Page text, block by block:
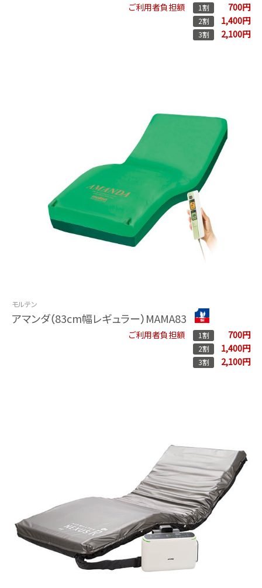
ご利用者負担額 1割 700円
2割 1,400円
3割 2,100円
モルテン
アマンダ（83cm幅レギュラー）MAMA83
ご利用者負担額 1割 700円
2割 1,400円
3割 2,100円